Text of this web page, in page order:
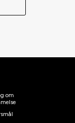
om